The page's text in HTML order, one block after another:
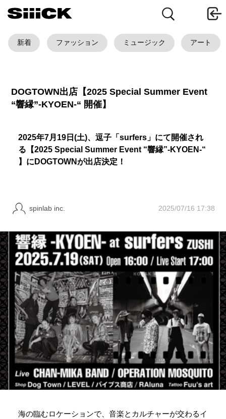
新着 ファッション ミュージック アート
DOGTOWN出店【2025 Special Summer Event
“響縁”-KYOEN-“ 開催】
2025年7月19日(土)、逗子「surfers」にて開催され
る【2025 Special Summer Event “響縁”-KYOEN-“
】にDOGTOWNが出店決定！
spinlab inc. 2025/07/16 17:38
海の臨むロケーションで、音楽とカルチャーが交わるイ